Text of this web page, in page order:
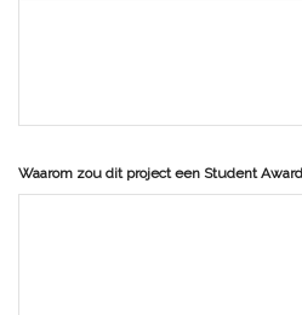
Waarom zou dit project een Student